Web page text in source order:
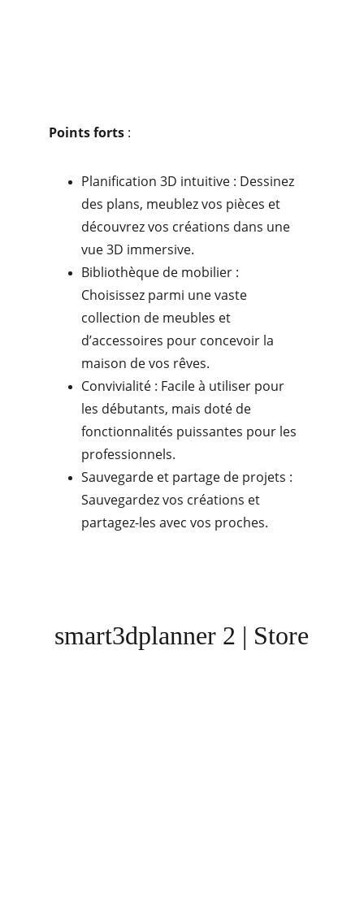
Points forts :
Planification 3D intuitive : Dessinez
des plans, meublez vos pièces et
découvrez vos créations dans une
vue 3D immersive.
Bibliothèque de mobilier :
Choisissez parmi une vaste
collection de meubles et
d’accessoires pour concevoir la
maison de vos rêves.
Convivialité : Facile à utiliser pour
les débutants, mais doté de
fonctionnalités puissantes pour les
professionnels.
Sauvegarde et partage de projets :
Sauvegardez vos créations et
partagez-les avec vos proches.
smart3dplanner 2 | Store